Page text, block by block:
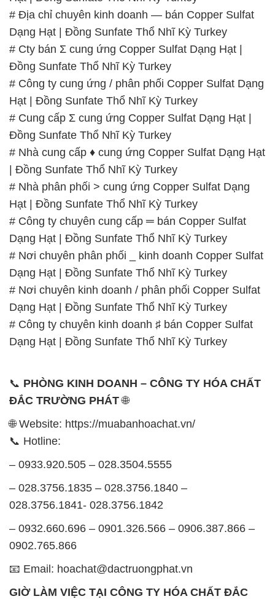
# Công ty cung ứng / phân phối Copper Sulfat Dạng
Hạt | Đồng Sunfate Thổ Nhĩ Kỳ Turkey
# Cung cấp Σ cung ứng Copper Sulfat Dạng Hạt |
Đồng Sunfate Thổ Nhĩ Kỳ Turkey
# Nhà cung cấp ♦ cung ứng Copper Sulfat Dạng Hạt
| Đồng Sunfate Thổ Nhĩ Kỳ Turkey
# Nhà phân phối > cung ứng Copper Sulfat Dạng
Hạt | Đồng Sunfate Thổ Nhĩ Kỳ Turkey
# Công ty chuyên cung cấp ═ bán Copper Sulfat
Dạng Hạt | Đồng Sunfate Thổ Nhĩ Kỳ Turkey
# Nơi chuyên phân phối _ kinh doanh Copper Sulfat
Dạng Hạt | Đồng Sunfate Thổ Nhĩ Kỳ Turkey
# Nơi chuyên kinh doanh / phân phối Copper Sulfat
Dạng Hạt | Đồng Sunfate Thổ Nhĩ Kỳ Turkey
# Công ty chuyên kinh doanh ♯ bán Copper Sulfat
Dạng Hạt | Đồng Sunfate Thổ Nhĩ Kỳ Turkey
📞PHÒNG KINH DOANH – CÔNG TY HÓA CHẤT
ĐẮC TRƯỜNG PHÁT 🌐
🌐 Website: https://muabanhoachat.vn/
– 0933.920.505 – 028.3504.5555
028.3756.1841- 028.3756.1842
0902.765.866
📧 Email: hoachat@dactruongphat.vn
TRƯỜNG PHÁT
được tổ chức như sau: